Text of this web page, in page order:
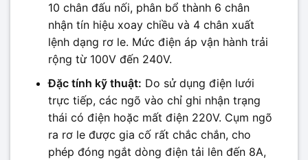
10 chân đấu nối, phân bổ thành 6 chân
nhận tín hiệu xoay chiều và 4 chân xuất
lệnh dạng rơ le. Mức điện áp vận hành trải
rộng từ 100V đến 240V.
Đặc tính kỹ thuật: Do sử dụng điện lưới
trực tiếp, các ngõ vào chỉ ghi nhận trạng
thái có điện hoặc mất điện 220V. Cụm ngõ
ra rơ le được gia cố rất chắc chắn, cho
phép đóng ngắt dòng điện tải lên đến 8A,